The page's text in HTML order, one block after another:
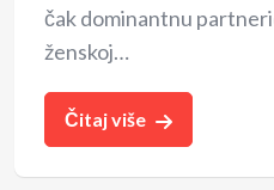
čak dominantnu
ženskoj…
Čitaj više